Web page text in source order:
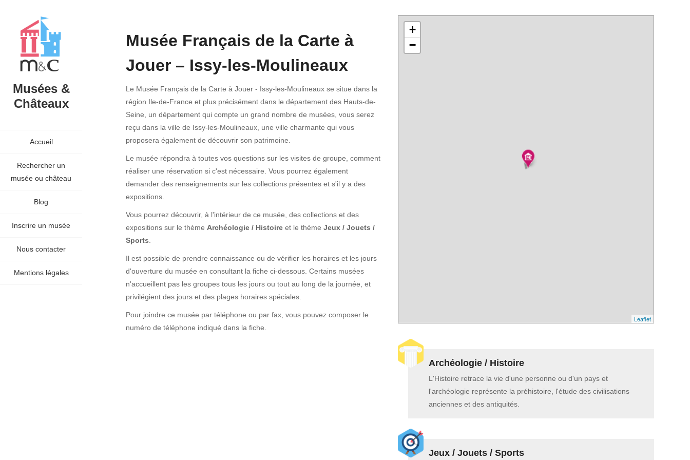
Musées &
Châteaux
Accueil
Rechercher un
musée ou château
Blog
Inscrire un musée
Nous contacter
Mentions légales
Musée Français de la Carte à
Jouer – Issy-les-Moulineaux
Le Musée Français de la Carte à Jouer - Issy-les-Moulineaux se situe dans la
région Ile-de-France et plus précisément dans le département des Hauts-de-
Seine, un département qui compte un grand nombre de musées, vous serez
reçu dans la ville de Issy-les-Moulineaux, une ville charmante qui vous
proposera également de découvrir son patrimoine.
Le musée répondra à toutes vos questions sur les visites de groupe, comment
réaliser une réservation si c'est nécessaire. Vous pourrez également
demander des renseignements sur les collections présentes et s'il y a des
expositions.
Vous pourrez découvrir, à l'intérieur de ce musée, des collections et des
expositions sur le thème Archéologie / Histoire et le thème Jeux / Jouets /
Sports
Il est possible de prendre connaissance ou de vérifier les horaires et les jours
d'ouverture du musée en consultant la fiche ci-dessous. Certains musées
n'accueillent pas les groupes tous les jours ou tout au long de la journée, et
privilégient des jours et des plages horaires spéciales.
Pour joindre ce musée par téléphone ou par fax, vous pouvez composer le
numéro de téléphone indiqué dans la fiche.
+
−
Leaflet
Archéologie / Histoire
L'Histoire retrace la vie d'une personne ou d'un pays et
l'archéologie représente la préhistoire, l'étude des civilisations
anciennes et des antiquités.
Jeux / Jouets / Sports